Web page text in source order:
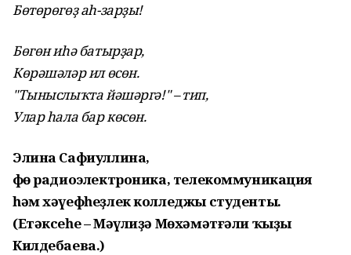
Бөтөрөгөҙ аһ-зарҙы!
Бөгөн иһә батырҙар,
Көрәшәләр ил өсөн.
"Тыныслыҡта йәшәргә!" – тип,
Улар һала бар көсөн.
Элина Сафиуллина,
Өфө радиоэлектроника, телекоммуникация
һәм хәүефһеҙлек колледжы студенты.
(Етәксеһе – Мәүлиҙә Мөхәмәтғәли ҡыҙы
Килдебаева.)